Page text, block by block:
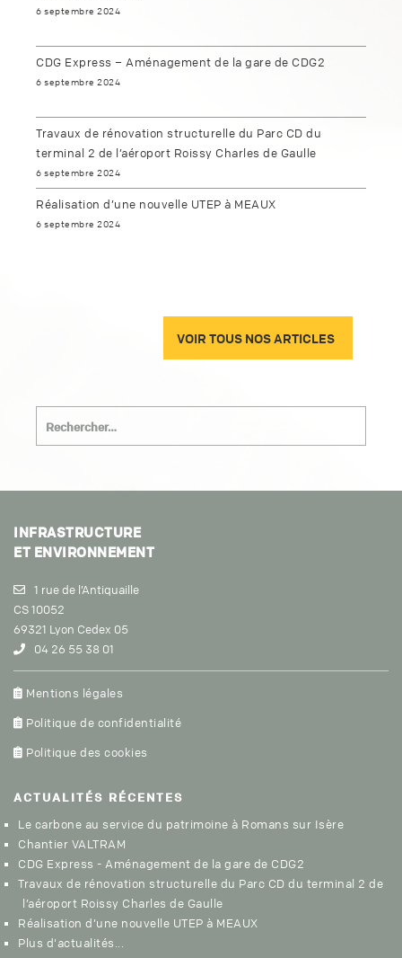
6 septembre 2024
CDG Express – Aménagement de la gare de CDG2
6 septembre 2024
Travaux de rénovation structurelle du Parc CD du
terminal 2 de l’aéroport Roissy Charles de Gaulle
6 septembre 2024
Réalisation d’une nouvelle UTEP à MEAUX
6 septembre 2024
VOIR TOUS NOS ARTICLES
INFRASTRUCTURE
ET ENVIRONNEMENT
1 rue de l’Antiquaille
CS 10052
69321 Lyon Cedex 05
04 26 55 38 01
Mentions légales
Politique de confidentialité
Politique des cookies
ACTUALITÉS RÉCENTES
Le carbone au service du patrimoine à Romans sur Isère
Chantier VALTRAM
CDG Express - Aménagement de la gare de CDG2
Travaux de rénovation structurelle du Parc CD du terminal 2 de
l’aéroport Roissy Charles de Gaulle
Réalisation d’une nouvelle UTEP à MEAUX
Plus d'actualités...